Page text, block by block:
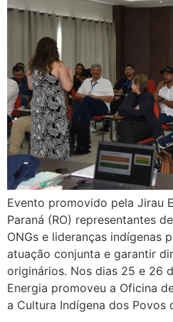
Evento promovido pela Jirau
Paraná (RO) representantes
ONGs e lideranças indígenas
atuação conjunta e garantir
originários. Nos dias 25 e 26
Energia promoveu a Oficina
a Cultura Indígena dos Povos